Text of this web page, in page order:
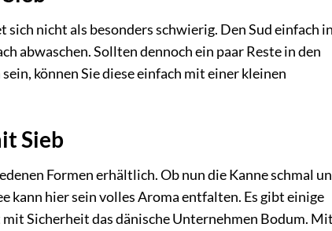
nicht als besonders schwierig. Den Sud einfach in
abwaschen. Sollten dennoch ein paar Reste in den
können Sie diese einfach mit einer kleinen
Sieb
Formen erhältlich. Ob nun die Kanne schmal
kann hier sein volles Aroma entfalten. Es gibt einige
Sicherheit das dänische Unternehmen Bodum. Mit